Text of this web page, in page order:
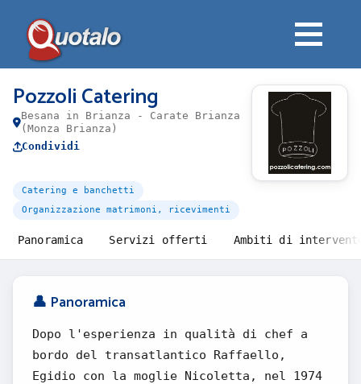
Pozzoli Catering
Besana in Brianza - Carate Brianza
(Monza Brianza)
Condividi
Catering e banchetti
Organizzazione matrimoni, ricevimenti
Panoramica Servizi offerti Ambiti di
👤 Panoramica
Dopo l'esperienza in qualità di chef a
bordo del transatlantico Raffaello,
Egidio con la moglie Nicoletta, nel 1974